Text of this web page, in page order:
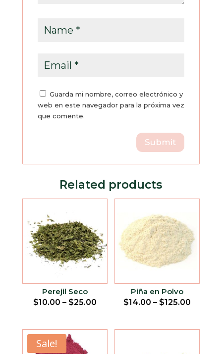
Guarda mi nombre, correo electrónico y
web en este navegador para la próxima vez
que comente.
Related products
Perejil Seco
$10.00 – $25.00
Piña en Polvo
$14.00 – $125.00
Sale!